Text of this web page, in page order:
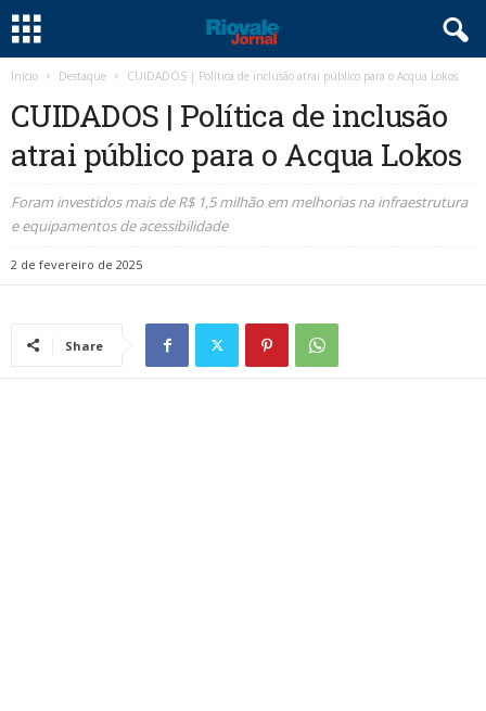
Início Destaque CUIDADOS | Política de inclusão atrai público para o Acqua Lokos
CUIDADOS | Política de inclusão
atrai público para o Acqua Lokos
Foram investidos mais de R$ 1,5 milhão em melhorias na infraestrutura
e equipamentos de acessibilidade
2 de fevereiro de 2025
Share